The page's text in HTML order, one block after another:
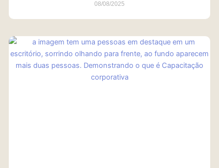
08/08/2025